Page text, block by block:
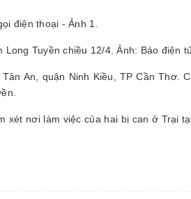
Tuyền chiều 12/4. Ảnh: Báo điện
An, quận Ninh Kiều, TP Cần Thơ.
xét nơi làm việc của hai bị can ở Trại